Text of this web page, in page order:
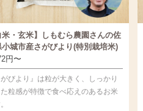
米・玄米】しもむら農園さんの佐
小城市産さがびより(特別栽培米)
円 〜
がびより』は粒が大きく、しっかり
た粒感が特徴で食べ応えのあるお米